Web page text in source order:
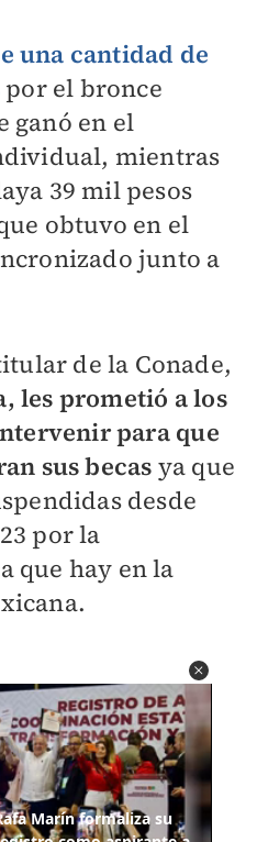
una cantidad de
por el bronce
ganó en el
mientras
39 mil pesos
obtuvo en el
junto a
de la Conade,
les prometió a los
para que
sus becas ya que
desde
por la
que hay en la